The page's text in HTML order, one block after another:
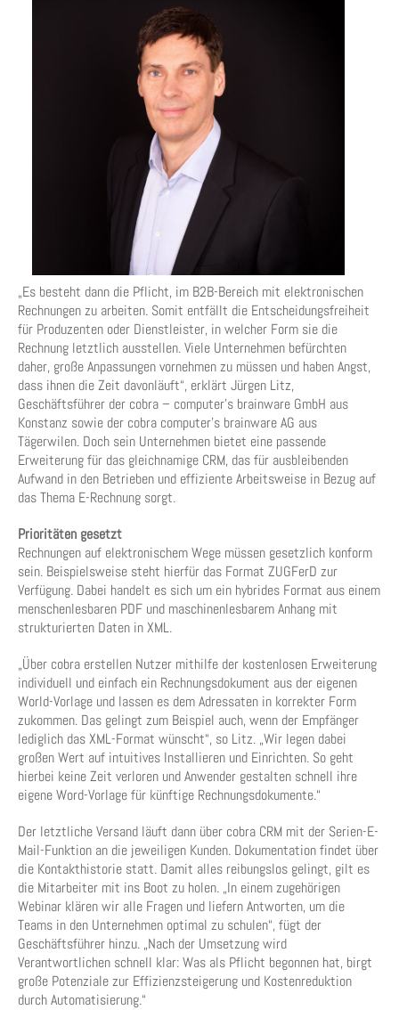
„Es besteht dann die Pflicht, im B2B-Bereich mit elektronischen
Rechnungen zu arbeiten. Somit entfällt die Entscheidungsfreiheit
für Produzenten oder Dienstleister, in welcher Form sie die
Rechnung letztlich ausstellen. Viele Unternehmen befürchten
daher, große Anpassungen vornehmen zu müssen und haben Angst,
dass ihnen die Zeit davonläuft“, erklärt Jürgen Litz,
Geschäftsführer der cobra – computer’s brainware GmbH aus
Konstanz sowie der cobra computer’s brainware AG aus
Tägerwilen. Doch sein Unternehmen bietet eine passende
Erweiterung für das gleichnamige CRM, das für ausbleibenden
Aufwand in den Betrieben und effiziente Arbeitsweise in Bezug auf
das Thema E-Rechnung sorgt.
Prioritäten gesetzt
Rechnungen auf elektronischem Wege müssen gesetzlich konform
sein. Beispielsweise steht hierfür das Format ZUGFerD zur
Verfügung. Dabei handelt es sich um ein hybrides Format aus einem
menschenlesbaren PDF und maschinenlesbarem Anhang mit
strukturierten Daten in XML.
„Über cobra erstellen Nutzer mithilfe der kostenlosen Erweiterung
individuell und einfach ein Rechnungsdokument aus der eigenen
World-Vorlage und lassen es dem Adressaten in korrekter Form
zukommen. Das gelingt zum Beispiel auch, wenn der Empfänger
lediglich das XML-Format wünscht“, so Litz. „Wir legen dabei
großen Wert auf intuitives Installieren und Einrichten. So geht
hierbei keine Zeit verloren und Anwender gestalten schnell ihre
eigene Word-Vorlage für künftige Rechnungsdokumente.“
Der letztliche Versand läuft dann über cobra CRM mit der Serien-E-
Mail-Funktion an die jeweiligen Kunden. Dokumentation findet über
die Kontakthistorie statt. Damit alles reibungslos gelingt, gilt es
die Mitarbeiter mit ins Boot zu holen. „In einem zugehörigen
Webinar klären wir alle Fragen und liefern Antworten, um die
Teams in den Unternehmen optimal zu schulen“, fügt der
Geschäftsführer hinzu. „Nach der Umsetzung wird
Verantwortlichen schnell klar: Was als Pflicht begonnen hat, birgt
große Potenziale zur Effizienzsteigerung und Kostenreduktion
durch Automatisierung.“